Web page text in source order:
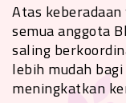
Atas
semua anggota
saling
lebih mudah
meningkatkan